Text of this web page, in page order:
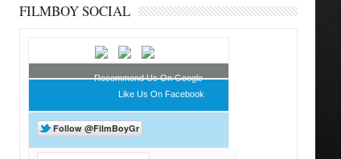
FILMBOY SOCIAL
Recommend Us On Google
Like Us On Facebook